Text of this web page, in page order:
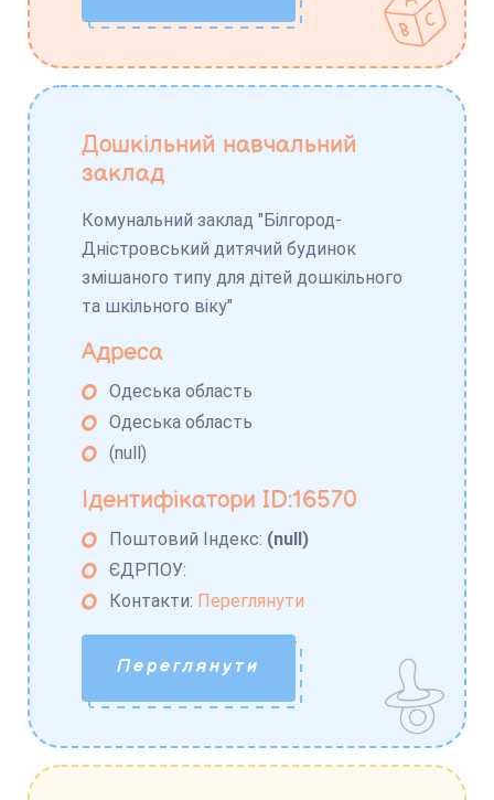
Дошкільний навчальний
заклад
Комунальний заклад "Білгород-
Дністровський дитячий будинок
змішаного типу для дітей дошкільного
та шкільного віку"
Адреса
Одеська область
Одеська область
(null)
Ідентифікатори ID:16570
Поштовий Індекс: (null)
ЄДРПОУ:
Контакти: Переглянути
Переглянути